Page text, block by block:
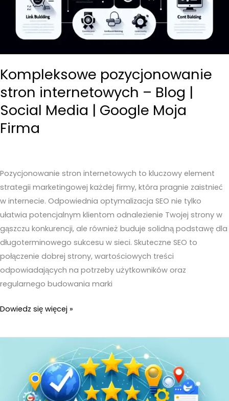
Kompleksowe pozycjonowanie
stron internetowych – Blog |
Social Media | Google Moja
Firma
Pozycjonowanie stron internetowych to kluczowy element
strategii marketingowej każdej firmy, która pragnie zaistnieć
w internecie. Odpowiednia optymalizacja SEO nie tylko
ułatwia potencjalnym klientom odnalezienie Twojej strony w
gąszczu konkurencji, ale również buduje solidną podstawę dla
długoterminowego sukcesu w sieci. Skuteczne SEO to
połączenie dobrej strony, wartościowych treści
odpowiadających na potrzeby użytkowników oraz
regularnego budowania marki
Kompleksowe
stron
Dowiedz się więcej »